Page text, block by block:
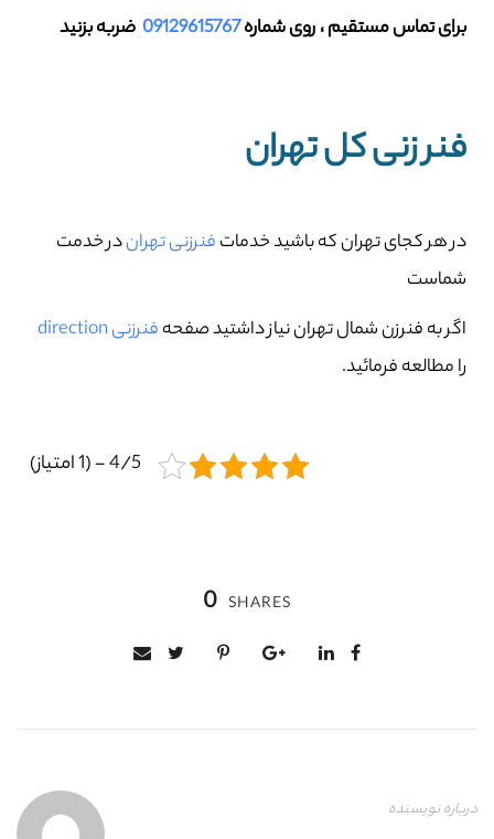
برای تماس مستقیم ، روی شماره09129615767 ضربه بزنید
فنر زنی کل تهران
در هر کجای تهران که باشید خدماتفنرزنی تهراندر خدمت
شماست
اگر به فنرزن شمال تهران نیاز داشتید صفحهفنرزنی direction
را مطالعه فرمائید.
4/5 - (1 امتیاز)
0 SHARES
درباره نویسنده